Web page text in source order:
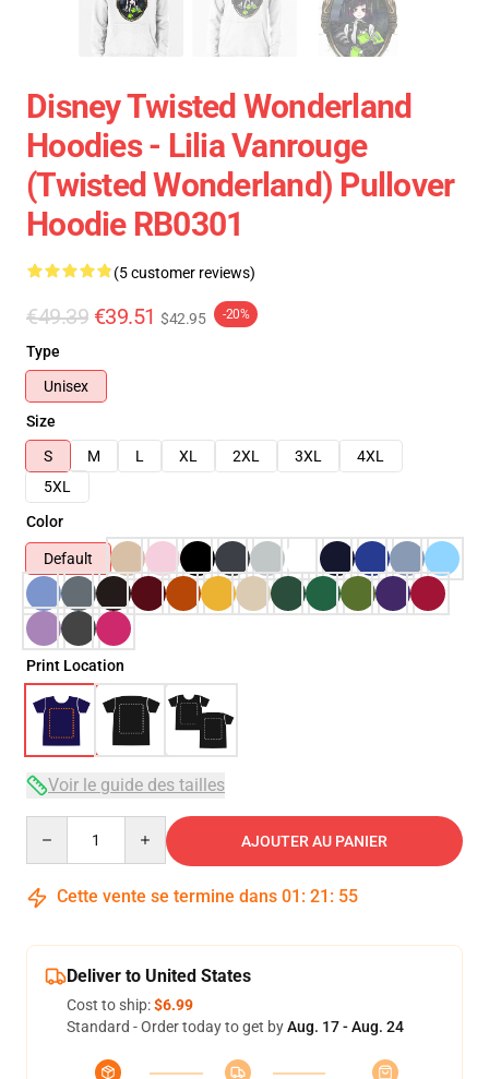
Disney Twisted Wonderland
Hoodies - Lilia Vanrouge
(Twisted Wonderland) Pullover
Hoodie RB0301
(5 customer reviews)
€49.39 €39.51 $42.95 -20%
Type
Unisex
Size
S
M L XL 2XL 3XL
4XL
5XL
Color
Default
Print Location
Voir le guide des tailles
AJOUTER AU PANIER
Cette vente se termine dans 01 : 21 : 54
Deliver to United States
Cost to ship:$6.99
Standard - Order today to get byAug. 17 - Aug. 24